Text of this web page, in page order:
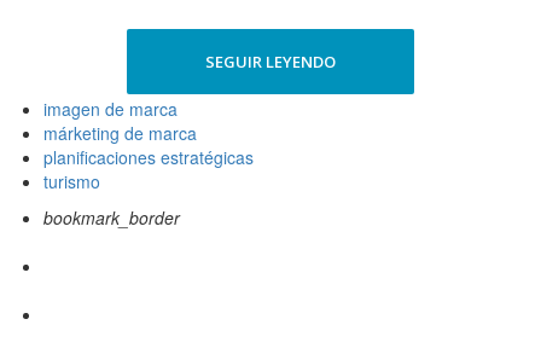
SEGUIR LEYENDO
imagen de marca
márketing de marca
planificaciones estratégicas
turismo
bookmark_border